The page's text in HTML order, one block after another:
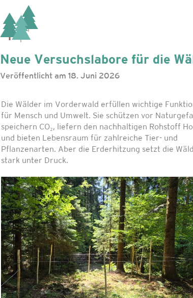
Neue Versuchslabore für die
Veröffentlicht am 18. Juni 2026
Die Wälder im Vorderwald erfüllen wichtige
für Mensch und Umwelt. Sie schützen vor
speichern CO₂, liefern den nachhaltigen Rohstoff
und bieten Lebensraum für zahlreiche Tier- und
Pflanzenarten. Aber die Erderhitzung setzt die
stark unter Druck.